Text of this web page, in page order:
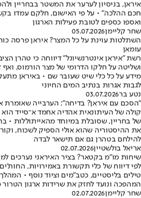
איראן, בניסיון לערער את המשטר בבחריין
חכם ההלכה" • על פי האישום, חלקם עמדו
ואספו כספים לטובת פעילות הארגון
שחר קליימן05.07.2026
השתלטות עוינת על כל המצר? איראן פרסה
עומאן
רשת "איראן אינטרנשיונל" דיווחה כי טהרן
ושליטה על חלקו הדרומי של מצר הורמוס,
מידע על כל כלי שיט שעובר שם • באיראן
לגבות אגרות בנתיב המים החיוני
נטע בר03.07.2026
"הסכם עם איראן? בדיחה": הערבייה
קולה של העיתונאית אהדיה אחמד א־סייד
של בחריין, שסובלת במיוחד מהאייתוללות •
את ההיסטוריה שהוא אולי הספיק לשכוח,
להילחם בטהרן גם אם תישאר לבדה
אריאל בולשטיין02.07.2026
שיחות מו"מ בקטאר? בציר האיראני נערכים
לפי דיווח של כלי תקשורת באמירויות,
טילים בליסטיים, כטב"מים וציוד נוסף •
המהפכה ונועד לחזק את שרידות ארגון הטרור
שחר קליימן02.07.2026